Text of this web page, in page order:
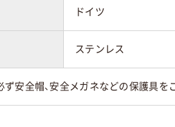
ドイツ
ステンレス
安全帽、安全メガネなどの保護具を